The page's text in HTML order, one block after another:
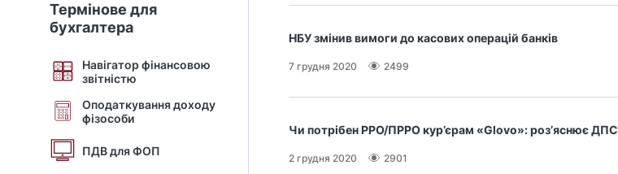
Термінове для
бухгалтера
Навігатор фінансовою
звітністю
Оподаткування доходу
фізособи
ПДВ для ФОП
НБУ змінив вимоги до касових операцій банків
7 грудня 2020 2499
Чи потрібен РРО/ПРРО кур’єрам «Glovo»: роз’яснює ДПС
2 грудня 2020 2901